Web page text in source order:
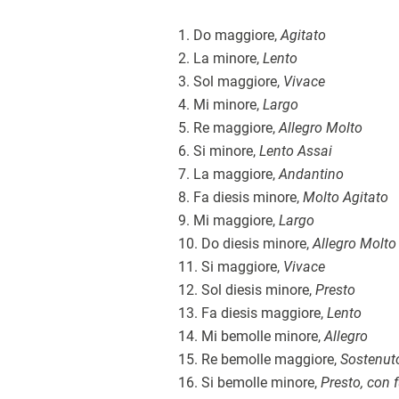
1. Do maggiore,Agitato
2. La minore, Lento
3. Sol maggiore, Vivace
4. Mi minore, Largo
5. Re maggiore,Allegro Molto
6. Si minore, Lento Assai
7. La maggiore,Andantino
8. Fa diesis minore, Molto Agitato
9. Mi maggiore, Largo
10. Do diesis minore,Allegro Molto
11. Si maggiore, Vivace
12. Sol diesis minore, Presto
13. Fa diesis maggiore, Lento
14. Mi bemolle minore,Allegro
15. Re bemolle maggiore,
16. Si bemolle minore, Presto, con